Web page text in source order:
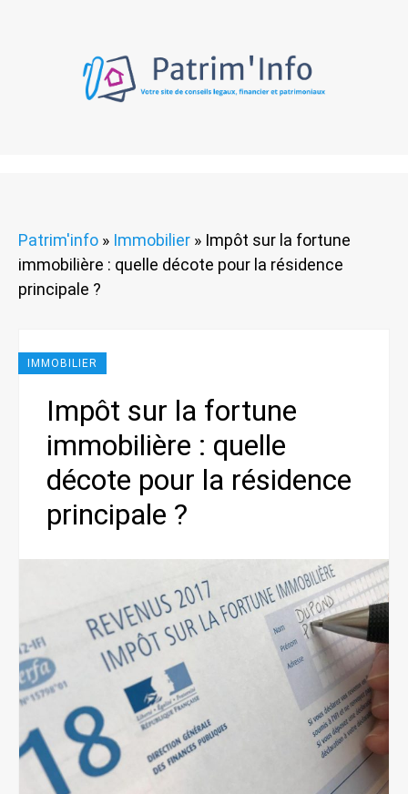
Patrim'info » Immobilier » Impôt sur la fortune
immobilière : quelle décote pour la résidence
principale ?
IMMOBILIER
Impôt sur la fortune
immobilière : quelle
décote pour la résidence
principale ?